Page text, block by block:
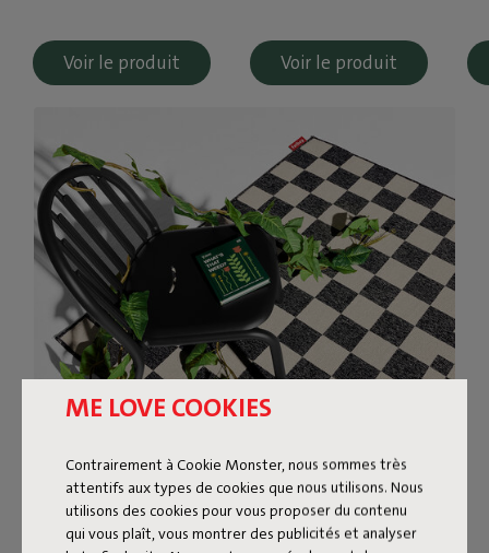
ME LOVE COOKIES
Contrairement à Cookie Monster, nous sommes très
attentifs aux types de cookies que nous utilisons. Nous
utilisons des cookies pour vous proposer du contenu
qui vous plaît, vous montrer des publicités et analyser
Voir le produit Voir le produit